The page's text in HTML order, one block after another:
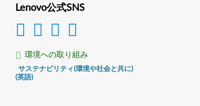
Lenovo公式SNS
環境への取り組み
サステナビリティ(環境や社会と共に)
(英語)